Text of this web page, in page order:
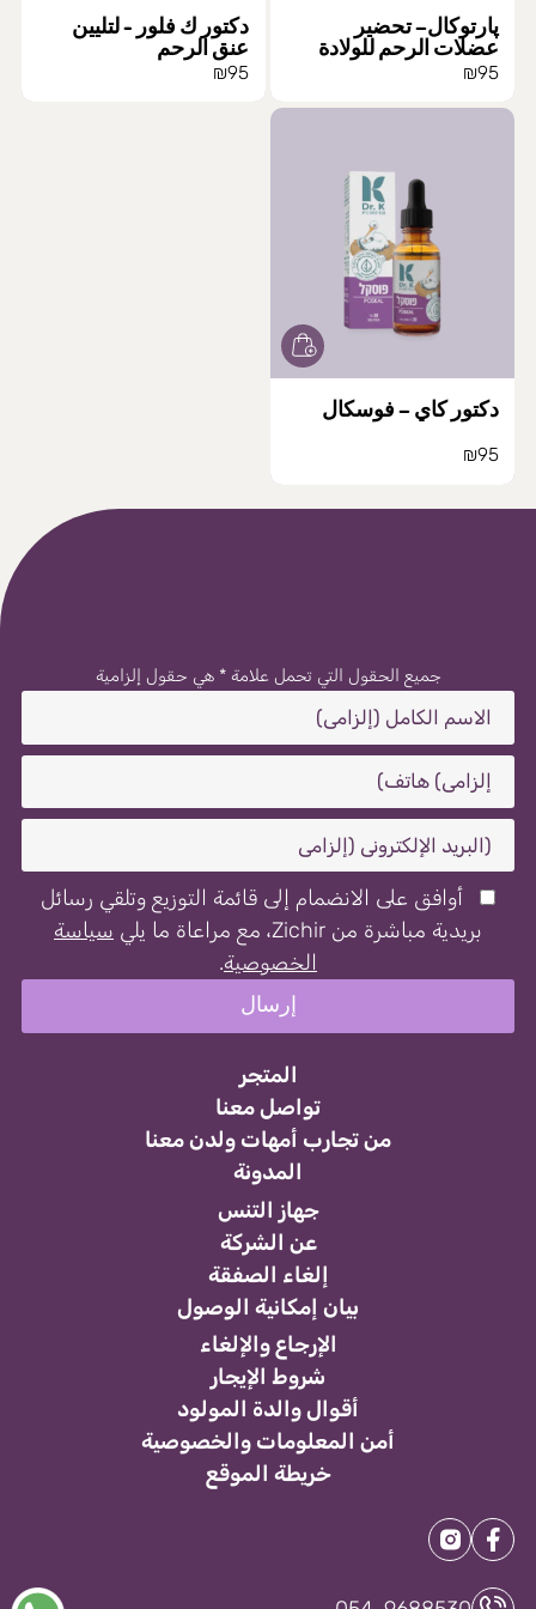
پارتوكال– تحضير
عضلات الرحم للولادة
₪95
دكتور ك فلور - لتليين
عنق الرحم
₪95
دكتور كاي – فوسكال
₪95
المتجر
تواصل معنا
من تجارب أمهات ولدن معنا
المدونة
جهاز التنس
عن الشركة
إلغاء الصفقة
بيان إمكانية الوصول
الإرجاع والإلغاء
شروط الإيجار
أقوال والدة المولود
أمن المعلومات والخصوصية
خريطة الموقع
جميع الحقول التي تحمل علامة * هي حقول إلزامية
أوافق على الانضمام إلى قائمة التوزيع وتلقي رسائل
بريدية مباشرة من Zichir، مع مراعاة ما يلي
سياسة
الخصوصية.